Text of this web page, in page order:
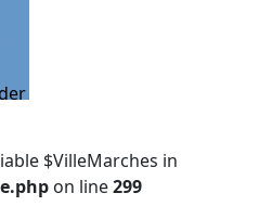
$VilleMarches in
on line299